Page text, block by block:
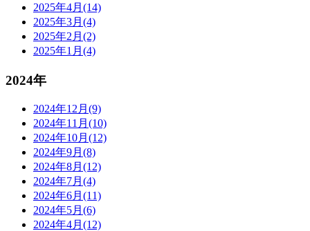
2025年4月(14)
2025年3月(4)
2025年2月(2)
2025年1月(4)
2024年
2024年12月(9)
2024年11月(10)
2024年10月(12)
2024年9月(8)
2024年8月(12)
2024年7月(4)
2024年6月(11)
2024年5月(6)
2024年4月(12)